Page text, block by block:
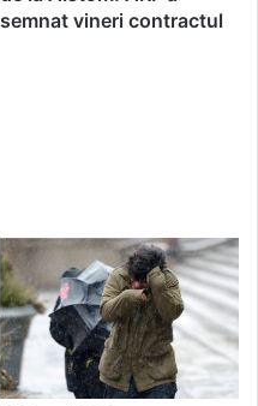
semnat vineri contractul